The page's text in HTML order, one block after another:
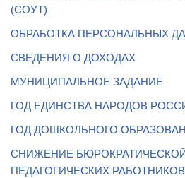
(СОУТ)
ОБРАБОТКА ПЕРСОНАЛЬНЫХ
СВЕДЕНИЯ О ДОХОДАХ
МУНИЦИПАЛЬНОЕ ЗАДАНИЕ
ГОД ЕДИНСТВА НАРОДОВ
ГОД ДОШКОЛЬНОГО
СНИЖЕНИЕ
ПЕДАГОГИЧЕСКИХ РАБОТНИКОВ